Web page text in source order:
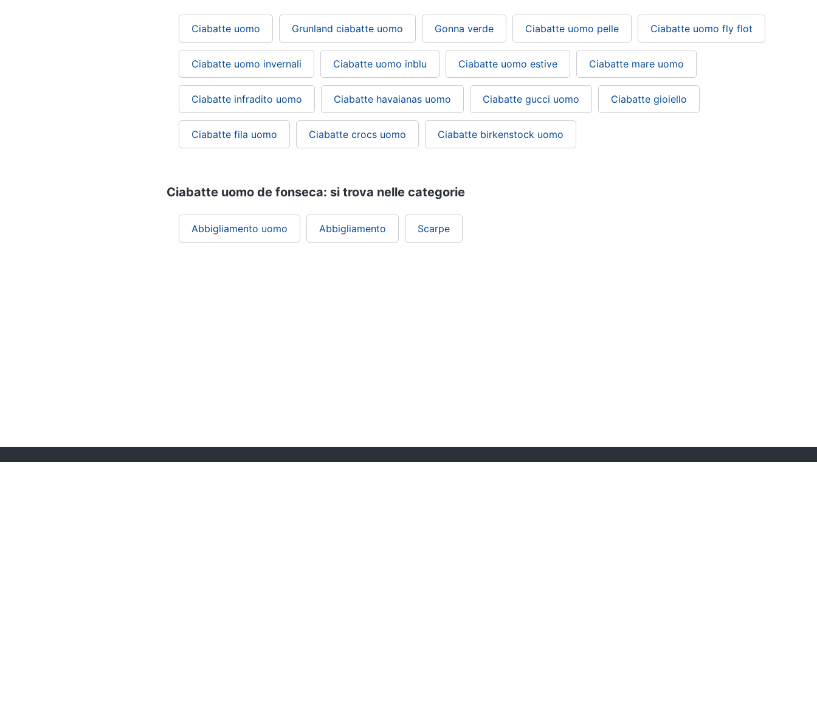
Ciabatte uomo Grunland ciabatte uomo Gonna verde Ciabatte uomo pelle Ciabatte uomo fly flot
Ciabatte uomo invernali Ciabatte uomo inblu Ciabatte uomo estive Ciabatte mare uomo
Ciabatte infradito uomo Ciabatte havaianas uomo Ciabatte gucci uomo Ciabatte gioiello
Ciabatte fila uomo Ciabatte crocs uomo Ciabatte birkenstock uomo
Ciabatte uomo de fonseca: si trova nelle categorie
Abbigliamento uomo Abbigliamento Scarpe